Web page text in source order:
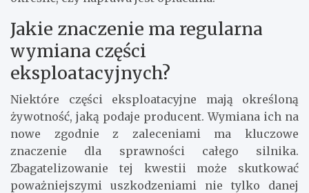
Jakie znaczenie ma regularna
wymiana części
eksploatacyjnych?
Niektóre części eksploatacyjne mają określoną
żywotność, jaką podaje producent. Wymiana ich na
nowe zgodnie z zaleceniami ma kluczowe
znaczenie dla sprawności całego silnika.
Zbagatelizowanie tej kwestii może skutkować
poważniejszymi uszkodzeniami nie tylko danej